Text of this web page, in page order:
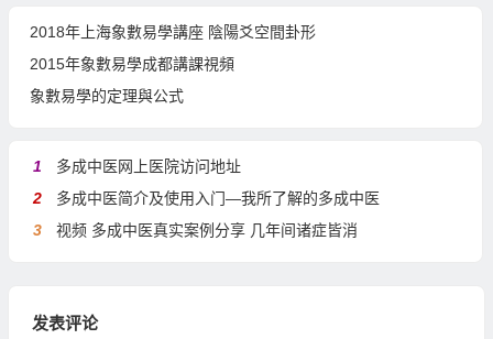
2018年上海象數易學講座 陰陽爻空間卦形
2015年象數易學成都講課視頻
象數易學的定理與公式
1
多成中医网上医院访问地址
2
多成中医简介及使用入门—我所了解的多成中医
3
视频 多成中医真实案例分享 几年间诸症皆消
发表评论